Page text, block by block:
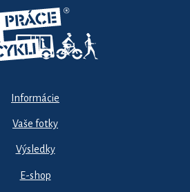
Informácie
Vaše fotky
Výsledky
E-shop